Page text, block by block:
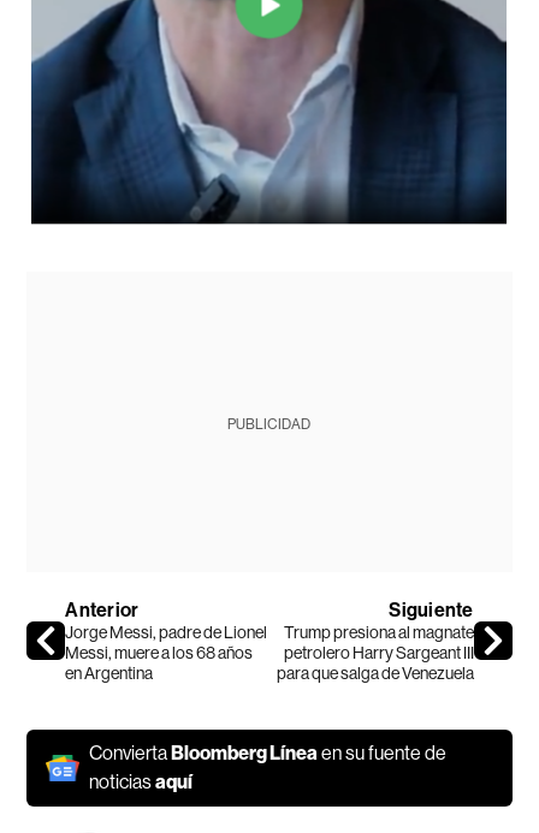
PUBLICIDAD
Anterior
Jorge Messi, padre de Lionel
Messi, muere a los 68 años
en Argentina
Siguiente
Trump presiona al magnate
petrolero Harry Sargeant III
para que salga de Venezuela
ConviertaBloomberg Líneaen su fuente de
noticiasaquí